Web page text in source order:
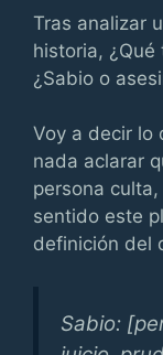
Tras analizar
historia,
¿Sabio o
Voy a decir lo
nada aclarar
persona
sentido este
definición del
Sabio: